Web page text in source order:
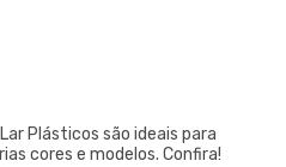
Plásticos são ideais para
cores e modelos. Confira!